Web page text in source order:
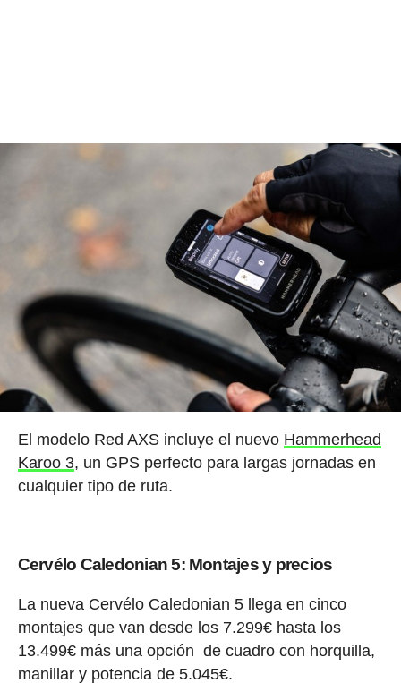
El modelo Red AXS incluye el nuevo Hammerhead
Karoo 3, un GPS perfecto para largas jornadas en
cualquier tipo de ruta.
Cervélo Caledonian 5: Montajes y precios
La nueva Cervélo Caledonian 5 llega en cinco
montajes que van desde los 7.299€ hasta los
13.499€ más una opción de cuadro con horquilla,
manillar y potencia de 5.045€.